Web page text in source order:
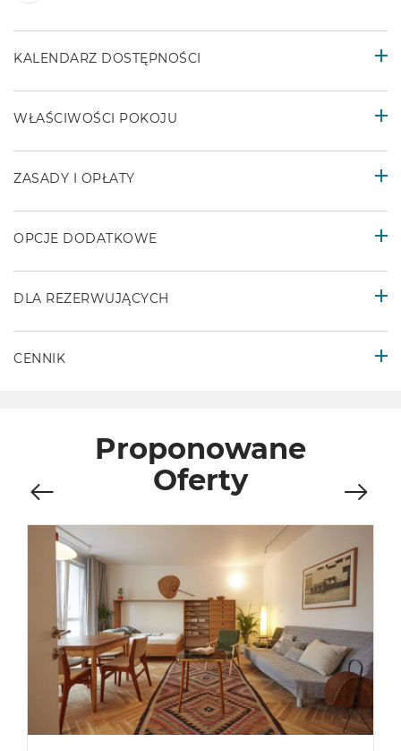
KALENDARZ DOSTĘPNOŚCI
WŁAŚCIWOŚCI POKOJU
ZASADY I OPŁATY
OPCJE DODATKOWE
DLA REZERWUJĄCYCH
CENNIK
Proponowane
Oferty